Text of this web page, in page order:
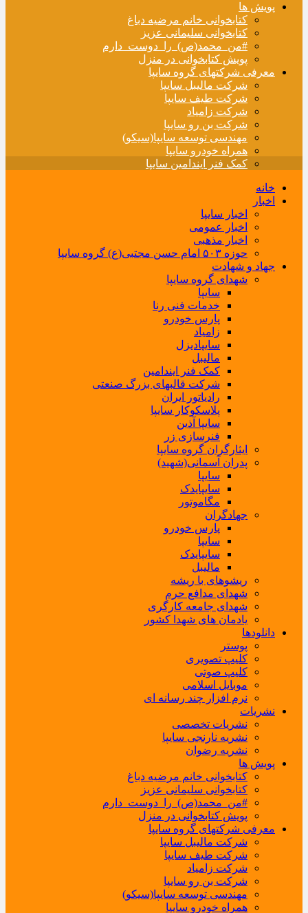
پویش ها
کتابخوانی خانم مرضیه دباغ
کتابخوانی سلیمانی عزیز
#من_محمد(ص)_را_دوست_دارم
پویش کتابخوانی در منزل
معرفی شرکتهای گروه سایپا
شرکت مالیبل سایپا
شرکت طیف سایپا
شرکت زامیاد
شرکت بن رو سایپا
مهندسی توسعه سایپا(سیکو)
همراه خودرو سایپا
کمک فنر ایندامین سایپا
خانه
اخبار
اخبار سایپا
اخبار عمومی
اخبار مذهبی
حوزه ۵۰۳ امام حسن مجتبی(ع) گروه سایپا
جهاد و شهادت
شهدای گروه سایپا
سایپا
خدمات فنی رنا
پارس خودرو
زامیاد
سایپادیزل
مالیبل
کمک فنر ایندامین
شرکت قالبهای بزرگ صنعتی
رادیاتور ایران
پلاسکوکار سایپا
سایپا آذین
فنرسازی زر
ایثارگران گروه سایپا
پدران آسمانی(شهید)
سایپا
سایپایدک
مگاموتور
جهادگران
پارس خودرو
سایپا
سایپایدک
مالیبل
ریشوهای با ریشه
شهدای مدافع حرم
شهدای جامعه کارگری
یادمان های شهدا کشور
دانلودها
پوستر
کلیپ تصویری
کلیپ صوتی
موبایل اسلامی
نرم افزار چند رسانه ای
نشریات
نشریات تخصصی
نشریه نارنجی سایپا
نشریه رضوان
پویش ها
کتابخوانی خانم مرضیه دباغ
کتابخوانی سلیمانی عزیز
#من_محمد(ص)_را_دوست_دارم
پویش کتابخوانی در منزل
معرفی شرکتهای گروه سایپا
شرکت مالیبل سایپا
شرکت طیف سایپا
شرکت زامیاد
شرکت بن رو سایپا
مهندسی توسعه سایپا(سیکو)
همراه خودرو سایپا